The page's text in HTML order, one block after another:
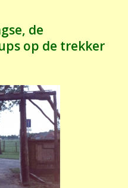
de
op de trekker